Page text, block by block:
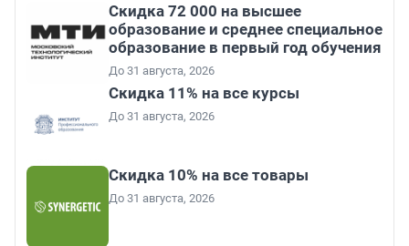
Скидка 72 000 на высшее
образование и среднее специальное
образование в первый год обучения
До 31 августа, 2026
Скидка 11% на все курсы
До 31 августа, 2026
Скидка 10% на все товары
До 31 августа, 2026